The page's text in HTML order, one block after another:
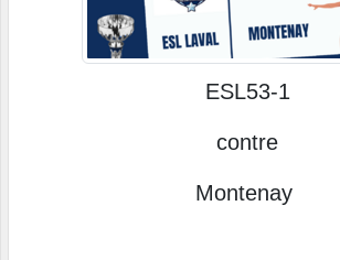
ESL53-1
contre
Montenay